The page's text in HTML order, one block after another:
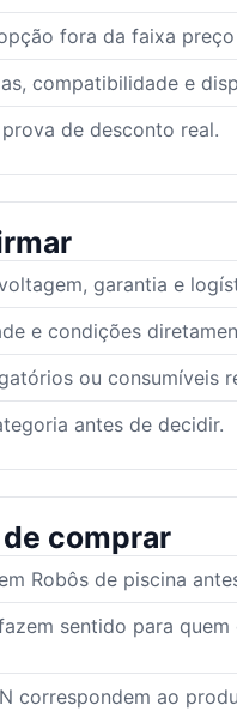
fora da faixa
compatibilidade e
de desconto real.
garantia e
e condições
ou consumíveis
antes de decidir.
comprar
Robôs de piscina
sentido para
correspondem ao